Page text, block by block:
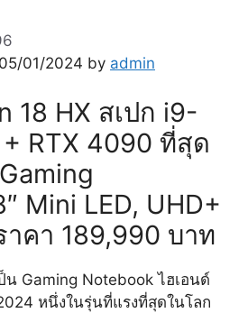
01/2024 by admin
18 HX สเปก i9-
RTX 4090 ที่สุด
Gaming
Mini LED, UHD+
าคา 189,990 บาท
น Gaming Notebook ไฮเอนด์
หนึ่งในรุ่นที่แรงที่สุดในโลก